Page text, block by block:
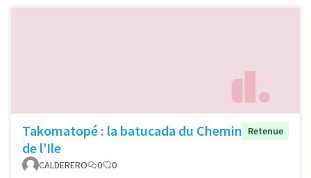
Takomatopé : la batucada du Chemin
de l’Ile
Retenue
CALDERERO 0 0